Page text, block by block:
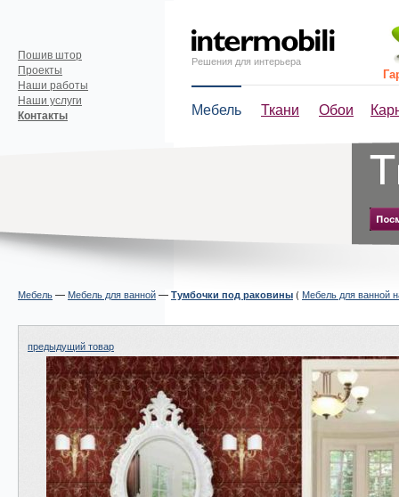
Решения для интерьера
Мебель Ткани Обои
Пошив штор
Проекты
Наши работы
Наши услуги
Контакты
Мебель— Мебель для ванной— Тумбочки под раковины ( Мебель для ванной
предыдущий товар